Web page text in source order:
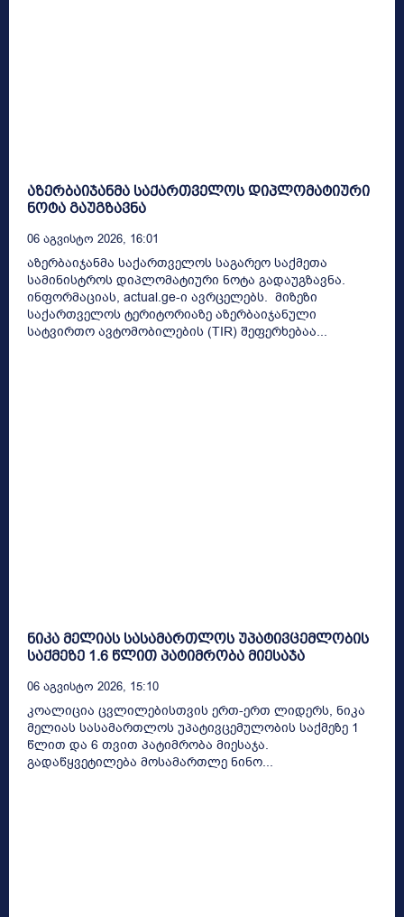
აზერბაიჯანმა საქართველოს დიპლომატიური
ნოტა გაუგზავნა
06 Აგვისტო 2026, 16:01
აზერბაიჯანმა საქართველოს საგარეო საქმეთა
სამინისტროს დიპლომატიური ნოტა გადაუგზავნა.
ინფორმაციას, actual.ge-ი ავრცელებს. მიზეზი
საქართველოს ტერიტორიაზე აზერბაიჯანული
სატვირთო ავტომობილების (TIR) შეფერხებაა...
ნიკა მელიას სასამართლოს უპატივცემლობის
საქმეზე 1.6 წლით პატიმრობა მიესაჯა
06 Აგვისტო 2026, 15:10
კოალიცია ცვლილებისთვის ერთ-ერთ ლიდერს, ნიკა
მელიას სასამართლოს უპატივცემულობის საქმეზე 1
წლით და 6 თვით პატიმრობა მიესაჯა.
გადაწყვეტილება მოსამართლე ნინო...